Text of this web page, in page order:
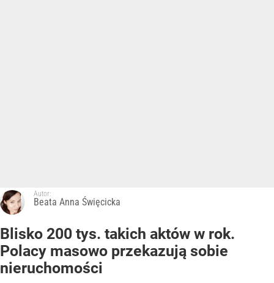
Autor:
Beata Anna Święcicka
Blisko 200 tys. takich aktów w rok.
Polacy masowo przekazują sobie
nieruchomości